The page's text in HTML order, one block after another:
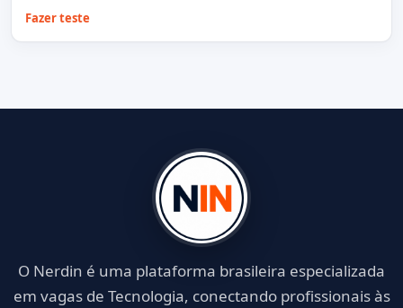
Fazer teste
O Nerdin é uma plataforma brasileira especializada
em vagas de Tecnologia, conectando profissionais às